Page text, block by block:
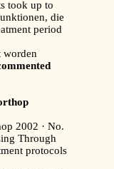
took up to
die
period
worden
2002 · No.
Through
protocols